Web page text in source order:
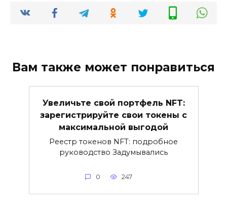
Вам также может понравиться
Увеличьте свой портфель NFT:
зарегистрируйте свои токены с
максимальной выгодой
Реестр токенов NFT: подробное
руководство Задумывались
0 247